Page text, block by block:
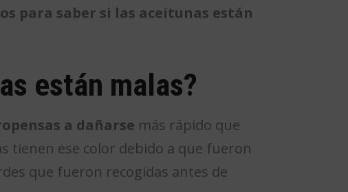
para saber si las aceitunas están
están malas?
a dañarse más rápido que
tienen ese color debido a que fueron
que fueron recogidas antes de